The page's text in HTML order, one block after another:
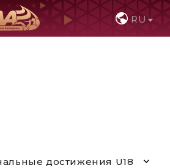
RU
достижения U18